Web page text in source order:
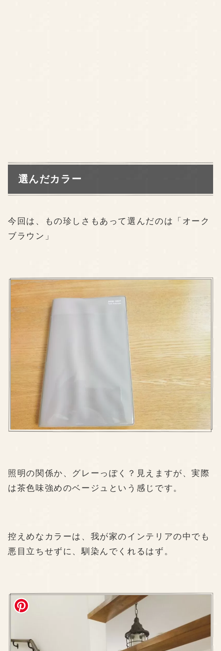
選んだカラー
今回は、もの珍しさもあって選んだのは「オーク
ブラウン」
照明の関係か、グレーっぽく？見えますが、実際
は茶色味強めのベージュという感じです。
控えめなカラーは、我が家のインテリアの中でも
悪目立ちせずに、馴染んでくれるはず。